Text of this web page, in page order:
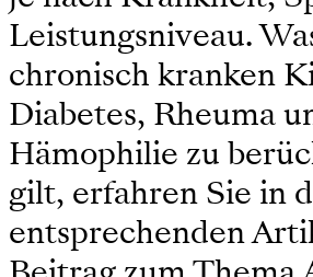
Leistungsniveau.
chronisch kranken
Diabetes, Rheuma
Hämophilie zu
gilt, erfahren Sie in
entsprechenden